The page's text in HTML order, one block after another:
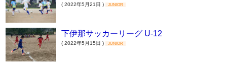
( 2022年5月21日 ) JUNIOR
下伊那サッカーリーグ U-12
( 2022年5月15日 ) JUNIOR